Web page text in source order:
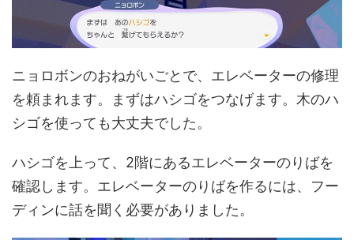
ニョロボンのおねがいごとで、エレベーターの修理
を頼まれます。まずはハシゴをつなげます。木のハ
シゴを使っても大丈夫でした。
ハシゴを上って、2階にあるエレベーターのりばを
確認します。エレベーターのりばを作るには、フー
ディンに話を聞く必要がありました。